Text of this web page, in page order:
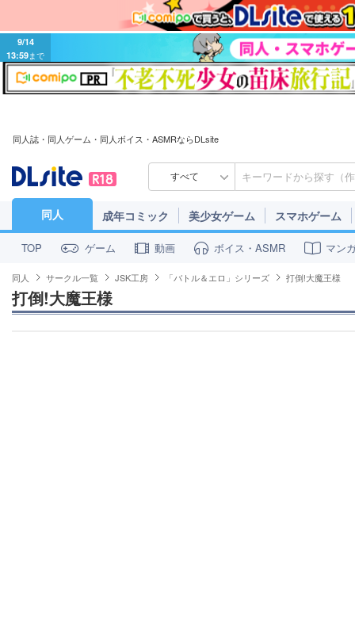
9/14
13:59まで
同人誌・同人ゲーム・同人ボイス・ASMRならDLsite
すべて
同人 成年コミック 美少女ゲーム スマホゲーム
TOP ゲーム 動画 ボイス・ASMR マン
同人 サークル一覧 JSK工房 「バトル＆エロ」シリーズ 打倒!大魔王様
打倒!大魔王様